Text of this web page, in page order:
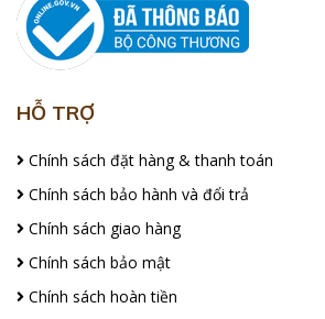
HỖ TRỢ
Chính sách đặt hàng & thanh toán
Chính sách bảo hành và đổi trả
Chính sách giao hàng
Chính sách bảo mật
Chính sách hoàn tiền